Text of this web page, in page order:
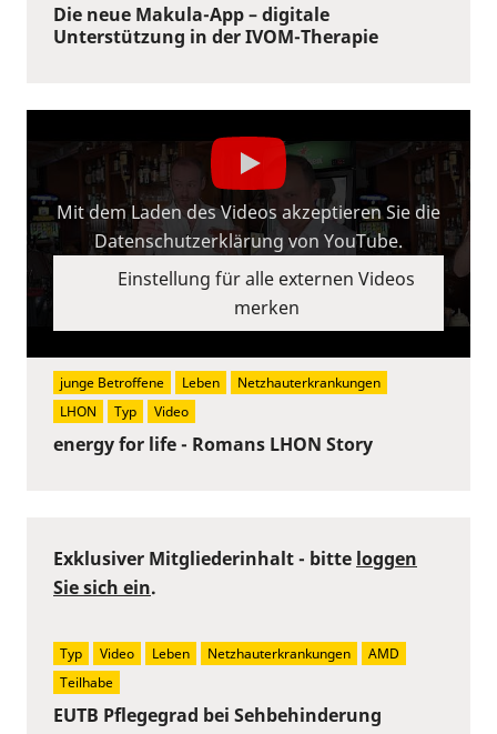
Die neue Makula-App – digitale
Unterstützung in der IVOM-Therapie
energy for life - Romans LHON Story
Mit dem Laden des Videos akzeptieren Sie die
Datenschutzerklärung von YouTube.
Einstellung für alle externen Videos
merken
junge Betroffene Leben
Netzhauterkrankungen
LHON
Typ Video
EUTB Pflegegrad bei Sehbehinderung
Exklusiver Mitgliederinhalt - bitte loggen
Sie sich ein.
Typ Video Leben Netzhauterkrankungen
AMD
Teilhabe